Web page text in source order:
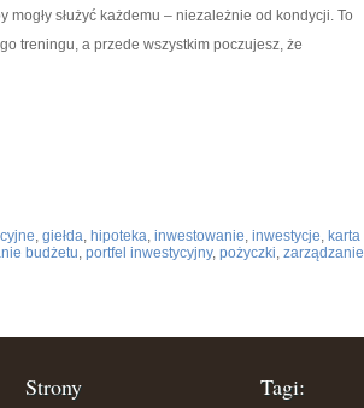
służyć każdemu – niezależnie od kondycji. To
treningu, a przede wszystkim poczujesz, że
, giełda, hipoteka, inwestowanie, inwestycje, karta
budżetu, portfel inwestycyjny, pożyczki, zarządzanie
Strony Tagi: